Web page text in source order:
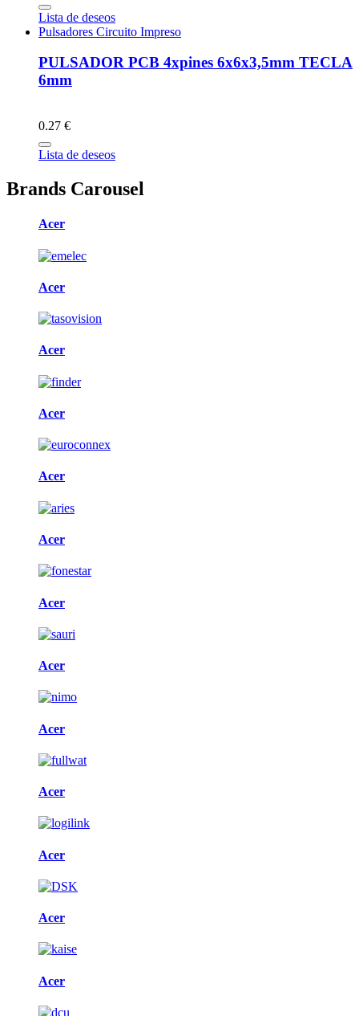
Lista de deseos
Pulsadores Circuito Impreso
PULSADOR PCB 4xpines 6x6x3,5mm TECLA
6mm
0.27 €
Lista de deseos
Brands Carousel
Acer
Acer
Acer
Acer
Acer
Acer
Acer
Acer
Acer
Acer
Acer
Acer
Acer